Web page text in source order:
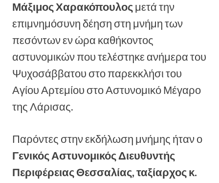
Μάξιμος Χαρακόπουλοςμετά την
επιμνημόσυνη δέηση στη μνήμη των
πεσόντων εν ώρα καθήκοντος
αστυνομικών που τελέστηκε ανήμερα του
Ψυχοσάββατου στο παρεκκλήσι του
Αγίου Αρτεμίου στο Αστυνομικό Μέγαρο
της Λάρισας.
Παρόντες στην εκδήλωση μνήμης ήταν ο
Γενικός Αστυνομικός Διευθυντής
Περιφέρειας Θεσσαλίας, ταξίαρχος κ.